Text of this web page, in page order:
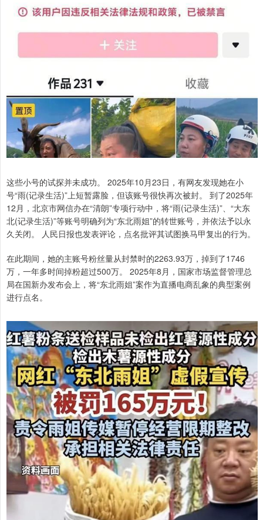
这些小号的试探并未成功。 2025年10月23日，有网友发现她在小
号“雨(记录生活)”上短暂露脸，但该账号很快再次被封。 到了2025年
12月，北京市网信办在“清朗”专项行动中，将“雨(记录生活)”、“大东
北(记录生活)”等账号明确列为“东北雨姐”的转世账号，并依法予以永
久关闭。 人民日报也发表评论，点名批评其试图换马甲复出的行为。
在此期间，她的主账号粉丝量从封禁时的2263.93万，掉到了1746
万，一年多时间掉粉超过500万。 2025年8月，国家市场监督管理总
局在国新办发布会上，将“东北雨姐”案作为直播电商乱象的典型案例
进行点名。